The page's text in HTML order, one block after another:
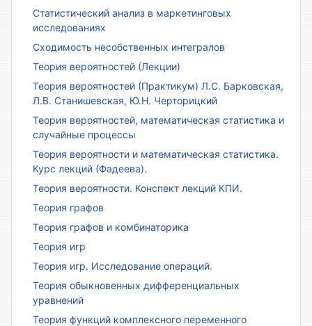
Статистический анализ в маркетинговых
исследованиях
Сходимость несобственных интегралов
Теория вероятностей (Лекции)
Теория вероятностей (Практикум) Л.С. Барковская,
Л.В. Станишевская, Ю.Н. Черторицкий
Теория вероятностей, математическая статистика и
случайные процессы
Теория вероятности и математическая статистика.
Курс лекций (Фадеева).
Теория вероятности. Конспект лекций КПИ.
Теория графов
Теория графов и комбинаторика
Теория игр
Теория игр. Исследование операций.
Теория обыкновенных дифференциальных
уравнений
Теория функций комплексного переменного